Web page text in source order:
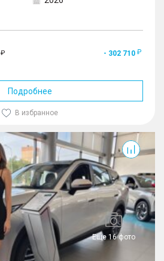
- 302 710
Подробнее
В избранное
Еще 16 фото